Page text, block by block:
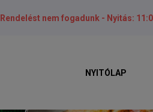
Rendelést nem fogadunk - Nyitás:
NYITÓLAP